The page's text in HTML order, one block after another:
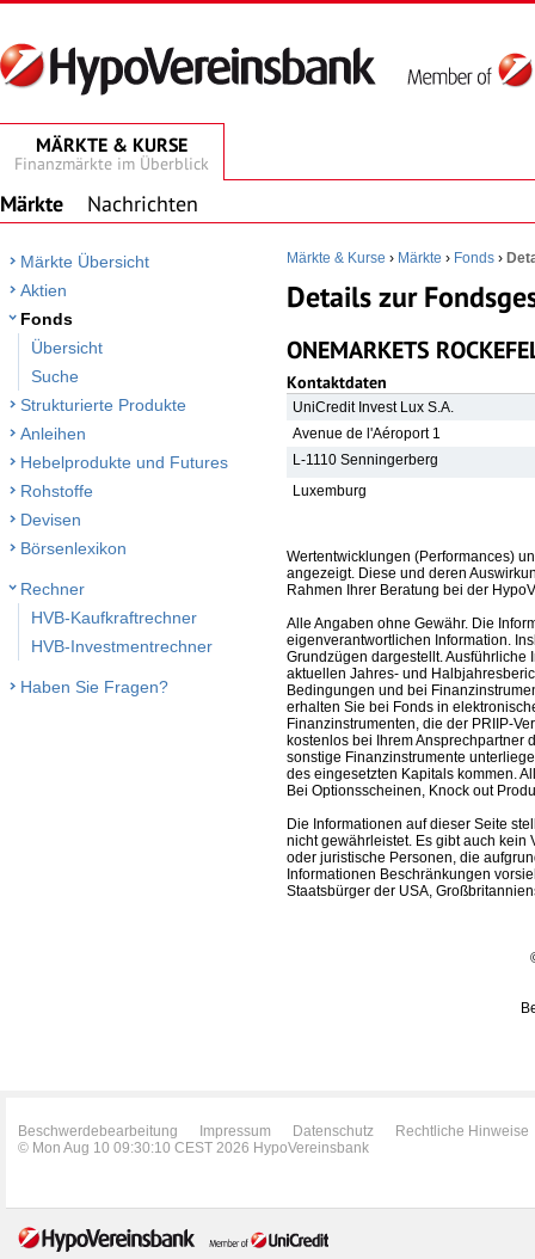
MÄRKTE & KURSE
Finanzmärkte im Überblick
Märkte Nachrichten
Märkte Übersicht
Aktien
Fonds
Übersicht
Suche
Strukturierte Produkte
Anleihen
Hebelprodukte und Futures
Rohstoffe
Devisen
Börsenlexikon
Rechner
HVB-Kaufkraftrechner
HVB-Investmentrechner
Haben Sie Fragen?
Märkte & Kurse › Märkte › Fonds ›
Details zur
ONEMARKETS
Kontaktdaten
UniCredit Invest Lux S.A.
Avenue de l'Aéroport 1
L-1110 Senningerberg
Luxemburg
Wertentwicklungen (Performances)
angezeigt. Diese und deren
Rahmen Ihrer Beratung bei der
Alle Angaben ohne Gewähr. Die
eigenverantwortlichen Information.
Grundzügen dargestellt.
aktuellen Jahres- und
Bedingungen und bei
erhalten Sie bei Fonds in
Finanzinstrumenten, die der PRIIP-
kostenlos bei Ihrem Ansprechpartner
sonstige Finanzinstrumente
des eingesetzten Kapitals kommen.
Bei Optionsscheinen, Knock out
Die Informationen auf dieser Seite
nicht gewährleistet. Es gibt auch kein
oder juristische Personen, die
Informationen Beschränkungen
Staatsbürger der USA,
Beschwerdebearbeitung Impressum Datenschutz
Rechtliche Hinweise
© Mon Aug 10 09:30:10 CEST 2026 HypoVereinsbank